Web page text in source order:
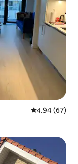
Calificación
4.94 (67)